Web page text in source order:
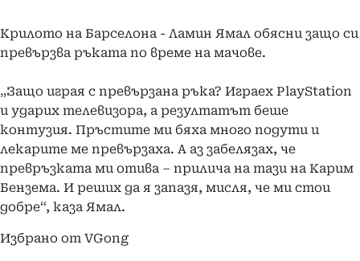
Крилото на Барселона - Ламин Ямал обясни защо си
превързва ръката по време на мачове.
„Защо играя с превързана ръка? Играех PlayStation
и ударих телевизора, а резултатът беше
контузия. Пръстите ми бяха много подути и
лекарите ме превързаха. А аз забелязах, че
превръзката ми отива – прилича на тази на Карим
Бензема. И реших да я запазя, мисля, че ми стои
добре“, каза Ямал.
Избрано от VGong